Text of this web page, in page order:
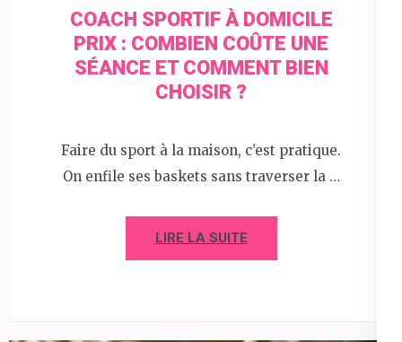
COACH SPORTIF À DOMICILE
PRIX : COMBIEN COÛTE UNE
SÉANCE ET COMMENT BIEN
CHOISIR ?
Faire du sport à la maison, c’est pratique.
On enfile ses baskets sans traverser la …
LIRE LA SUITE